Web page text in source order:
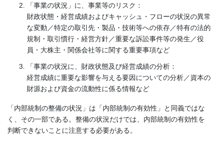
「事業の状況」に、事業等のリスク：
財政状態・経営成績およびキャッシュ・フローの状況の異常
な変動／特定の取引先・製品・技術等への依存／特有の法的
規制・取引慣行・経営方針／重要な訴訟事件等の発生／役
員・大株主・関係会社等に関する重要事項など
「事業の状況に、財政状態及び経営成績の分析：
経営成績に重要な影響を与える要因についての分析／資本の
財源および資金の流動性に係る情報など
「内部統制の整備の状況」は「内部統制の有効性」と同義ではな
く、その一部である。整備の状況だけでは、内部統制の有効性を
判断できないことに注意する必要がある。